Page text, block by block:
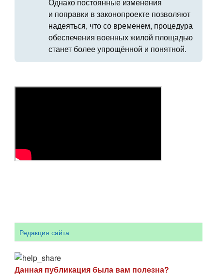
и поправки в законопроекте позволяют
надеяться, что со временем, процедура
обеспечения военных жилой площадью
станет более упрощённой и понятной.
Редакция сайта
Данная публикация была вам полезна?